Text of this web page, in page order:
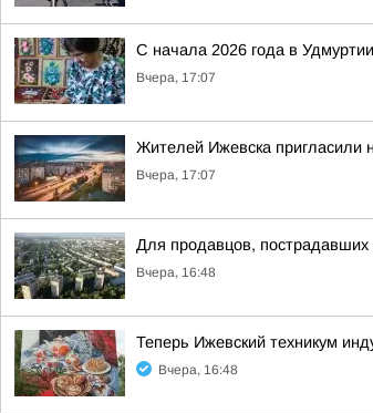
С начала 2026 года в
Вчера, 17:07
Жителей Ижевска
Вчера, 17:07
Для продавцов, пострадавших
Вчера, 16:48
Теперь Ижевский техникум
Вчера, 16:48